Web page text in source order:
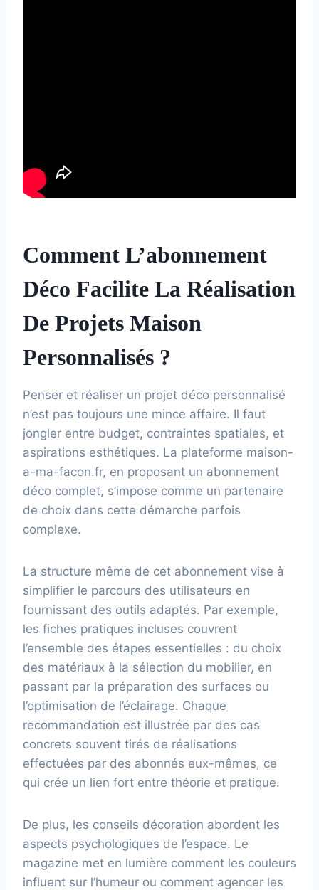
Comment L’abonnement
Déco Facilite La Réalisation
De Projets Maison
Personnalisés ?
Penser et réaliser un projet déco personnalisé
n’est pas toujours une mince affaire. Il faut
jongler entre budget, contraintes spatiales, et
aspirations esthétiques. La plateforme maison-
a-ma-facon.fr, en proposant un abonnement
déco complet, s’impose comme un partenaire
de choix dans cette démarche parfois
complexe.
La structure même de cet abonnement vise à
simplifier le parcours des utilisateurs en
fournissant des outils adaptés. Par exemple,
les fiches pratiques incluses couvrent
l’ensemble des étapes essentielles : du choix
des matériaux à la sélection du mobilier, en
passant par la préparation des surfaces ou
l’optimisation de l’éclairage. Chaque
recommandation est illustrée par des cas
concrets souvent tirés de réalisations
effectuées par des abonnés eux-mêmes, ce
qui crée un lien fort entre théorie et pratique.
De plus, les conseils décoration abordent les
aspects psychologiques de l’espace. Le
magazine met en lumière comment les couleurs
influent sur l’humeur ou comment agencer les